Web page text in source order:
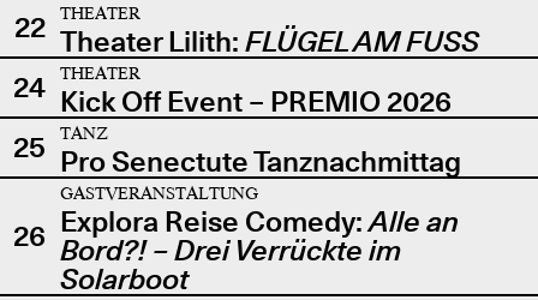
22
THEATER
Theater Lilith: FLÜGEL AM FUSS
24
THEATER
Kick Off Event – PREMIO 2026
25
TANZ
Pro Senectute Tanznachmittag
26
GASTVERANSTALTUNG
Explora Reise Comedy:Alle an
Bord?! – Drei Verrückte im
Solarboot